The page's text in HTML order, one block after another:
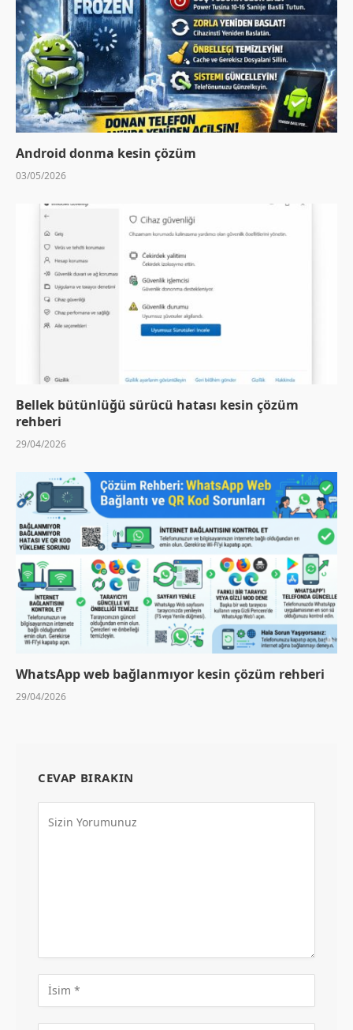
Android donma kesin çözüm
03/05/2026
Bellek bütünlüğü sürücü hatası kesin çözüm
rehberi
29/04/2026
WhatsApp web bağlanmıyor kesin çözüm rehberi
29/04/2026
CEVAP BIRAKIN